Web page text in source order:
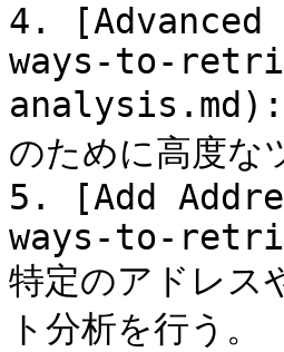
4.
ways-to-
analysis.md):
のために高度な
5. [Add
ways-to-
特定のアドレス
ト分析を行う。